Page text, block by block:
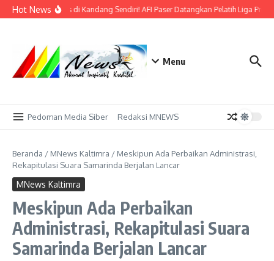
Lewati ke konten
Hot NewsBidik Emas di Kandang Sendiri! AFI Paser Datangkan Pelatih Liga
Menu
Pedoman Media Siber Redaksi MNEWS
Beranda / MNews Kaltimra / Meskipun Ada Perbaikan Administrasi,
Rekapitulasi Suara Samarinda Berjalan Lancar
MNews Kaltimra
Meskipun Ada Perbaikan
Administrasi, Rekapitulasi Suara
Samarinda Berjalan Lancar